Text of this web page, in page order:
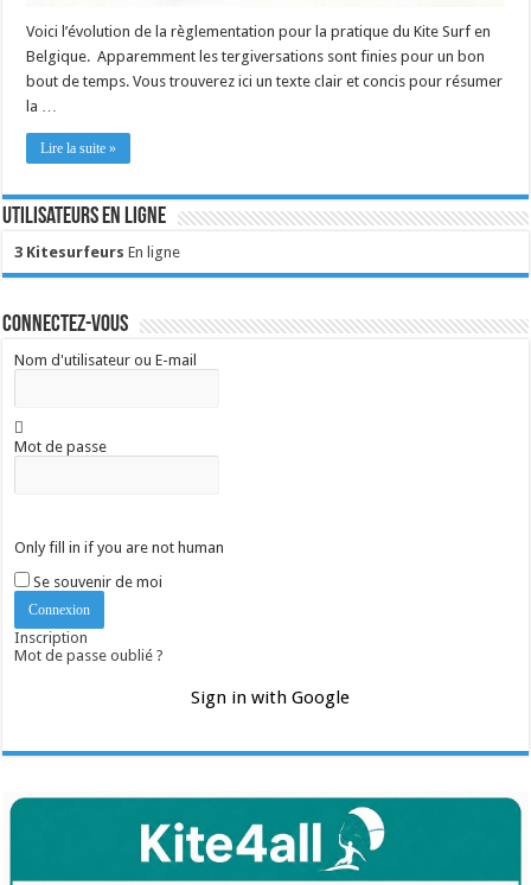
Voici l’évolution de la règlementation pour la pratique du Kite Surf en
Belgique. Apparemment les tergiversations sont finies pour un bon
bout de temps. Vous trouverez ici un texte clair et concis pour résumer
la …
Lire la suite »
Utilisateurs en ligne
3 Kitesurfeurs En ligne
Connectez-vous
Nom d'utilisateur ou E-mail
Mot de passe
Only fill in if you are not human
Se souvenir de moi
Inscription
Mot de passe oublié ?
Sign in with Google